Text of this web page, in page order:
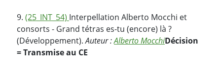
9. (25_INT_54) Interpellation Alberto Mocchi et
consorts - Grand tétras es-tu (encore) là ?
(Développement).Auteur :Alberto MocchiDécision
= Transmise au CE